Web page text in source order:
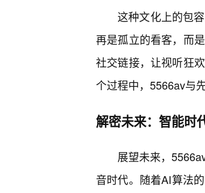
这种文化上的包
再是孤立的看客，而
社交链接，让视听狂
个过程中，5566av与
解密未来：智能时
展望未来，
音时代。随着AI算法